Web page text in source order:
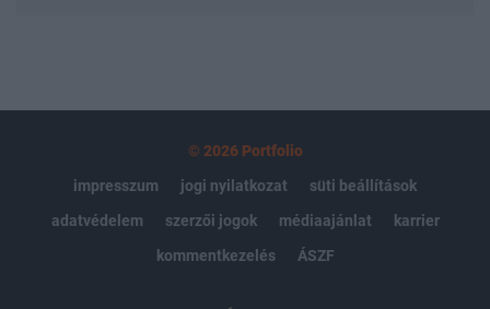
© 2026 Portfolio
impresszum
jogi nyilatkozat
süti beállítások
adatvédelem
szerzői jogok médiaajánlat
karrier
kommentkezelés
ÁSZF